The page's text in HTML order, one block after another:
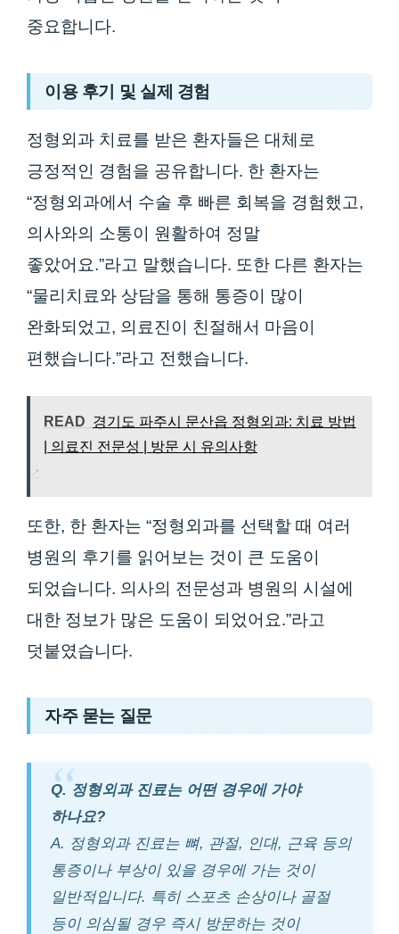
중요합니다.
이용 후기 및 실제 경험
정형외과 치료를 받은 환자들은 대체로
긍정적인 경험을 공유합니다. 한 환자는
“정형외과에서 수술 후 빠른 회복을 경험했고,
의사와의 소통이 원활하여 정말
좋았어요.”라고 말했습니다. 또한 다른 환자는
“물리치료와 상담을 통해 통증이 많이
완화되었고, 의료진이 친절해서 마음이
편했습니다.”라고 전했습니다.
READ 경기도 파주시 문산읍 정형외과: 치료 방법
| 의료진 전문성 | 방문 시 유의사항
또한, 한 환자는 “정형외과를 선택할 때 여러
병원의 후기를 읽어보는 것이 큰 도움이
되었습니다. 의사의 전문성과 병원의 시설에
대한 정보가 많은 도움이 되었어요.”라고
덧붙였습니다.
자주 묻는 질문
Q. 정형외과 진료는 어떤 경우에 가야
하나요?
A. 정형외과 진료는 뼈, 관절, 인대, 근육 등의
통증이나 부상이 있을 경우에 가는 것이
일반적입니다. 특히 스포츠 손상이나 골절
등이 의심될 경우 즉시 방문하는 것이